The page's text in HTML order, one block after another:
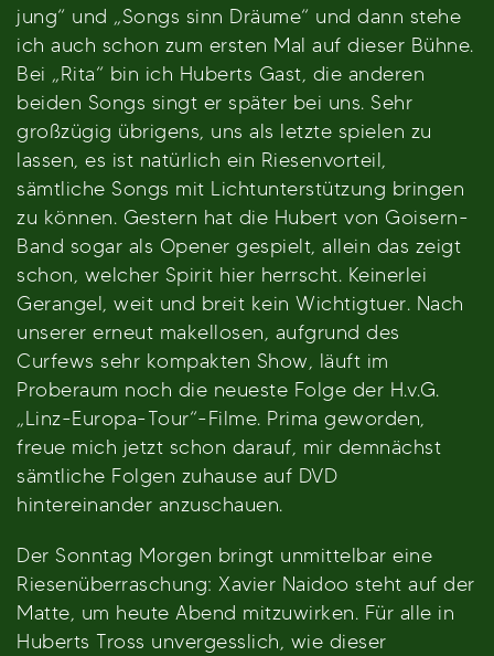
jung“ und „Songs sinn Dräume“ und dann stehe
ich auch schon zum ersten Mal auf dieser Bühne.
Bei „Rita“ bin ich Huberts Gast, die anderen
beiden Songs singt er später bei uns. Sehr
großzügig übrigens, uns als letzte spielen zu
lassen, es ist natürlich ein Riesenvorteil,
sämtliche Songs mit Lichtunterstützung bringen
zu können. Gestern hat die Hubert von Goisern-
Band sogar als Opener gespielt, allein das zeigt
schon, welcher Spirit hier herrscht. Keinerlei
Gerangel, weit und breit kein Wichtigtuer. Nach
unserer erneut makellosen, aufgrund des
Curfews sehr kompakten Show, läuft im
Proberaum noch die neueste Folge der H.v.G.
„Linz-Europa-Tour“-Filme. Prima geworden,
freue mich jetzt schon darauf, mir demnächst
sämtliche Folgen zuhause auf DVD
hintereinander anzuschauen.
Der Sonntag Morgen bringt unmittelbar eine
Riesenüberraschung: Xavier Naidoo steht auf der
Matte, um heute Abend mitzuwirken. Für alle in
Huberts Tross unvergesslich, wie dieser